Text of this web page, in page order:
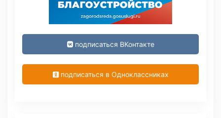
подписаться ВКонтакте
подписаться в Одноклассниках